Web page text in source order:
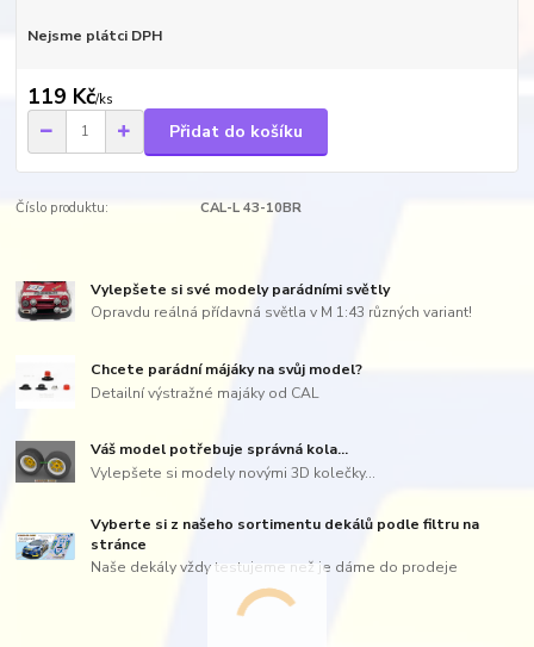
Nejsme plátci DPH
119 Kč/ks
Přidat do košíku
Číslo produktu: CAL-L 43-10BR
Vylepšete si své modely parádními světly
Opravdu reálná přídavná světla v M 1:43 různých variant!
Chcete parádní májáky na svůj model?
Detailní výstražné majáky od CAL
Váš model potřebuje správná kola...
Vylepšete si modely novými 3D kolečky...
Vyberte si z našeho sortimentu dekálů podle filtru na
stránce
Naše dekály vždy testujeme než je dáme do prodeje